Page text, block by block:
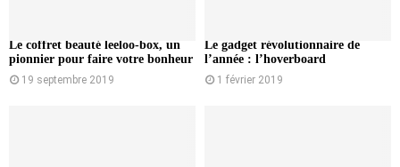
Le coffret beauté leeloo-box, un
pionnier pour faire votre bonheur
19 septembre 2019
Le gadget révolutionnaire de
l’année : l’hoverboard
1 février 2019